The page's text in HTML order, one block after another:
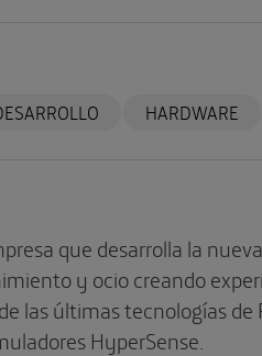
HARDWARE
que desarrolla la
y ocio creando
las últimas tecnologías de
HyperSense.